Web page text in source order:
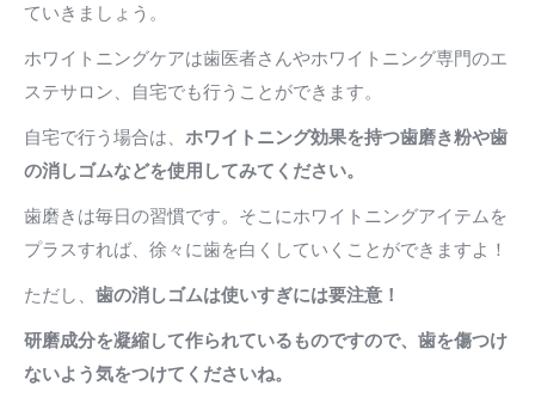
ていきましょう。
ホワイトニングケアは歯医者さんやホワイトニング専門のエ
ステサロン、自宅でも行うことができます。
自宅で行う場合は、 ホワイトニング効果を持つ歯磨き粉や歯
の消しゴムなどを使用してみてください。
歯磨きは毎日の習慣です。そこにホワイトニングアイテムを
プラスすれば、徐々に歯を白くしていくことができますよ！
ただし、 歯の消しゴムは使いすぎには要注意！
研磨成分を凝縮して作られているものですので、歯を傷つけ
ないよう気をつけてくださいね。